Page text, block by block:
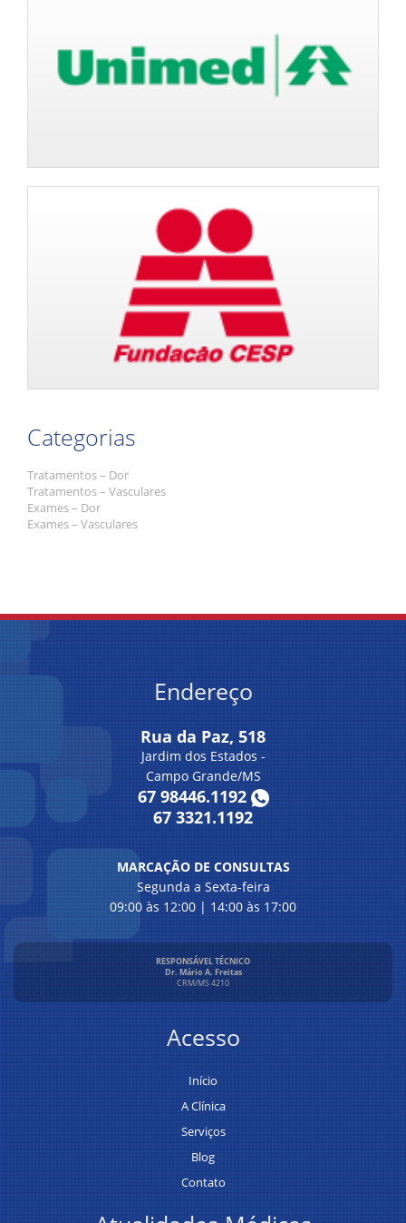
Categorias
Tratamentos – Dor
Tratamentos – Vasculares
Exames – Dor
Exames – Vasculares
Endereço
Rua da Paz, 518
Jardim dos Estados -
Campo Grande/MS
67 98446.1192
67 3321.1192
MARCAÇÃO DE CONSULTAS
Segunda a Sexta-feira
09:00 às 12:00 | 14:00 às 17:00
RESPONSÁVEL TÉCNICO
Dr. Mário A. Freitas
CRM/MS 4210
Acesso
Início
A Clínica
Serviços
Blog
Contato